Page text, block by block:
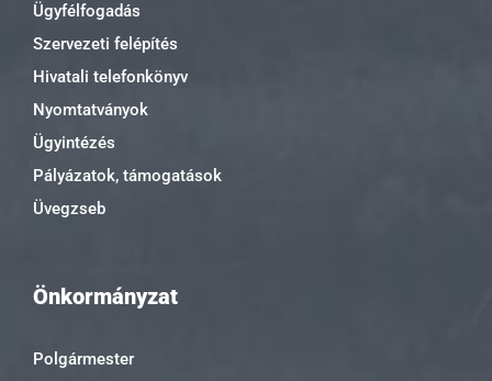
Ügyfélfogadás
Szervezeti felépítés
Hivatali telefonkönyv
Nyomtatványok
Ügyintézés
Pályázatok, támogatások
Üvegzseb
Önkormányzat
Polgármester